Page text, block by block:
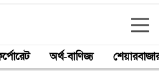
অর্থ-বাণিজ্য